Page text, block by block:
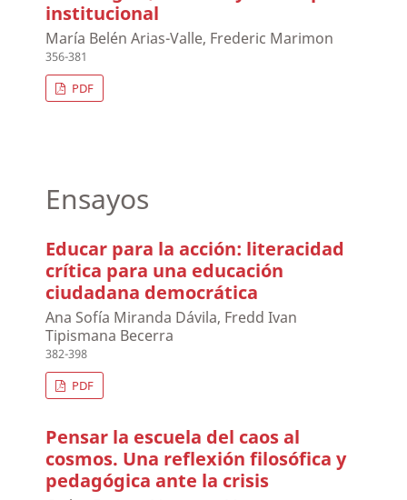
institucional
María Belén Arias-Valle, Frederic Marimon
356-381
PDF
Ensayos
Educar para la acción: literacidad
crítica para una educación
ciudadana democrática
Ana Sofía Miranda Dávila, Fredd Ivan
Tipismana Becerra
382-398
PDF
Pensar la escuela del caos al
cosmos. Una reflexión filosófica y
pedagógica ante la crisis